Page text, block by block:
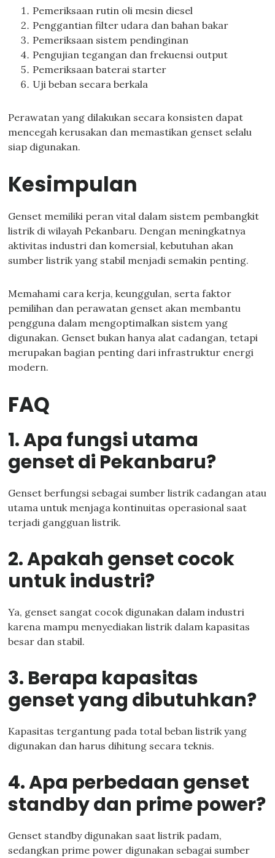
Pemeriksaan rutin oli mesin diesel
Penggantian filter udara dan bahan bakar
Pemeriksaan sistem pendinginan
Pengujian tegangan dan frekuensi output
Pemeriksaan baterai starter
Uji beban secara berkala
Perawatan yang dilakukan secara konsisten dapat
mencegah kerusakan dan memastikan genset selalu
siap digunakan.
Kesimpulan
Genset memiliki peran vital dalam sistem pembangkit
listrik di wilayah Pekanbaru. Dengan meningkatnya
aktivitas industri dan komersial, kebutuhan akan
sumber listrik yang stabil menjadi semakin penting.
Memahami cara kerja, keunggulan, serta faktor
pemilihan dan perawatan genset akan membantu
pengguna dalam mengoptimalkan sistem yang
digunakan. Genset bukan hanya alat cadangan, tetapi
merupakan bagian penting dari infrastruktur energi
modern.
FAQ
1. Apa fungsi utama
genset di Pekanbaru?
Genset berfungsi sebagai sumber listrik cadangan atau
utama untuk menjaga kontinuitas operasional saat
terjadi gangguan listrik.
2. Apakah genset cocok
untuk industri?
Ya, genset sangat cocok digunakan dalam industri
karena mampu menyediakan listrik dalam kapasitas
besar dan stabil.
3. Berapa kapasitas
genset yang dibutuhkan?
Kapasitas tergantung pada total beban listrik yang
digunakan dan harus dihitung secara teknis.
4. Apa perbedaan genset
standby dan prime power?
Genset standby digunakan saat listrik padam,
sedangkan prime power digunakan sebagai sumber